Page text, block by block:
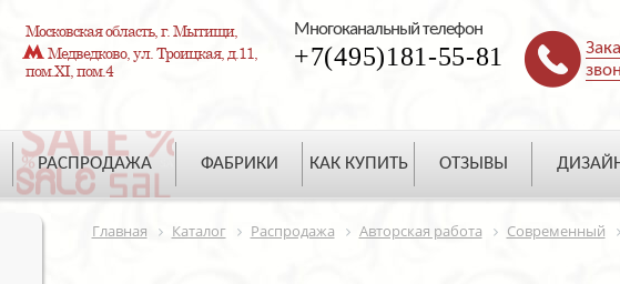
Московская область, г. Мытищи,
Медведково, ул. Троицкая, д.11,
пом.XI, пом.4
Многоканальный телефон
+7(495)181-55-81
РАСПРОДАЖА ФАБРИКИ КАК КУПИТЬ ОТЗЫВЫ
Главная Каталог Распродажа Авторская работа Современный